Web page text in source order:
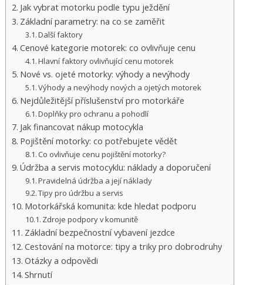
Jak vybrat motorku podle typu ježdění
Základní parametry: na co se zaměřit
Další faktory
Cenové kategorie motorek: co ovlivňuje cenu
Hlavní faktory ovlivňující cenu motorek
Nové vs. ojeté motorky: výhody a nevýhody
Výhody a nevýhody nových a ojetých motorek
Nejdůležitější příslušenství pro motorkáře
Doplňky pro ochranu a pohodlí
Jak financovat nákup motocykla
Pojištění motorky: co potřebujete vědět
Co ovlivňuje cenu pojištění motorky?
Údržba a servis motocyklu: náklady a doporučení
Pravidelná údržba a její náklady
Tipy pro údržbu a servis
Motorkářská komunita: kde hledat podporu
Zdroje podpory v komunitě
Základní bezpečnostní vybavení jezdce
Cestování na motorce: tipy a triky pro dobrodruhy
Otázky a odpovědi
Shrnutí